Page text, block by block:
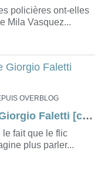
policières ont-elles
Mila Vasquez...
OVERBLOG
JE TUE (IO UCCIDO en VO) de Giorgio Faletti [critique]
le fait que le flic
plus parler...